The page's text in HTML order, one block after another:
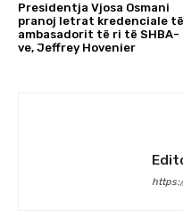
Presidentja Vjosa Osmani
pranoj letrat kredenciale të
ambasadorit të ri të SHBA-
ve, Jeffrey Hovenier